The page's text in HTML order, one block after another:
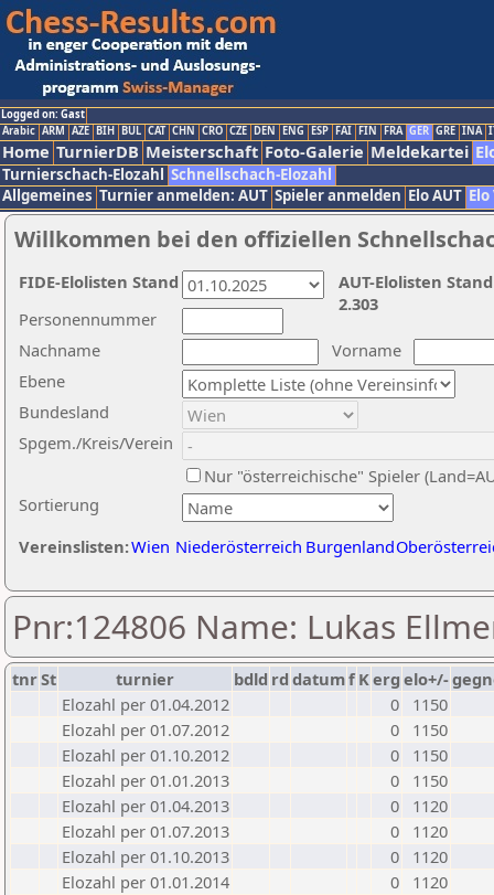
Logged on: Gast
Arabic ARM AZE BIH BUL CAT CHN CRO CZE DEN ENG ESP FAI FIN FRA GER GRE INA
Home TurnierDB Meisterschaft Foto-Galerie Meldekartei
Turnierschach-Elozahl Schnellschach-Elozahl
Allgemeines Turnier anmelden: AUT Spieler anmelden Elo AUT
Willkommen bei den offiziellen
Nachname
Vorname
Ebene
Sortierung
Personennummer
Bundesland
Spgem./Kreis/Verein
Nur "österreichische" Spieler
Vereinslisten:Wien Niederösterreich Burgenland
AUT-Elolisten
2.303
FIDE-Elolisten Stand
Pnr:124806 Name: Lukas
tnrSt turnier bdld rd datumf Kerg elo+/-
Elozahl per 01.04.2012
0
1150
Elozahl per 01.07.2012
0
1150
Elozahl per 01.10.2012
0
1150
Elozahl per 01.01.2013
0
1150
Elozahl per 01.04.2013
0
1120
Elozahl per 01.07.2013
0
1120
Elozahl per 01.10.2013
0
1120
Elozahl per 01.01.2014
0
1120